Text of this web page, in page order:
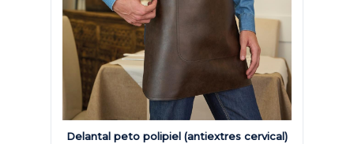
Delantal peto polipiel (antiextres cervical)